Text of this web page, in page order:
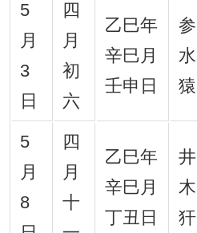
5
月
3
日
四
月
初
六
乙巳年
辛巳月
壬申日
参
水
猿
5
月
8
四
月
十
乙巳年
辛巳月
丁丑日
井
木
犴